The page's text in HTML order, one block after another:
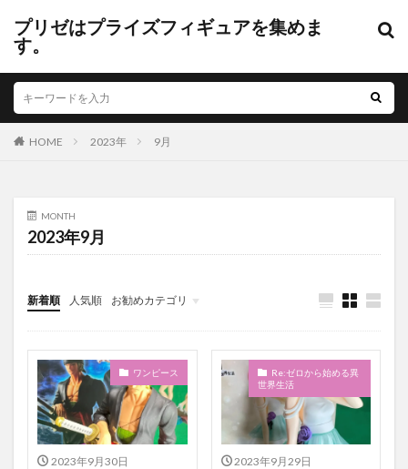
プリゼはプライズフィギュアを集めま
す。
HOME 2023年 9月
MONTH
2023年9月
新着順 人気順 お勧めカテゴリ
未分類
ワンピース
2023年9月30日
Re:ゼロから始める異
世界生活
2023年9月29日